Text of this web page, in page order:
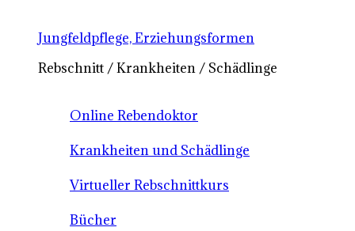
Jungfeldpflege, Erziehungsformen
Rebschnitt / Krankheiten / Schädlinge
Online Rebendoktor
Krankheiten und Schädlinge
Virtueller Rebschnittkurs
Bücher